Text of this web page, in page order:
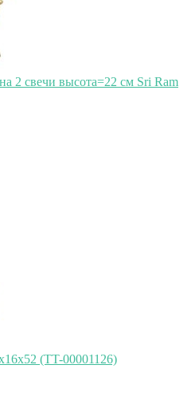
2 свечи высота=22 см Sri Ram
(TT-00001126)